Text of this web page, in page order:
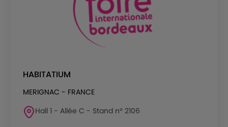
HABITATIUM
MERIGNAC - FRANCE
Hall 1 - Allée C - Stand n° 2106